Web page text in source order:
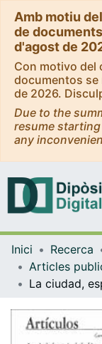
Amb motiu
de
d'agost de
Con motivo del
documentos se
de 2026.
Due to the
resume
any
Inici Recerca